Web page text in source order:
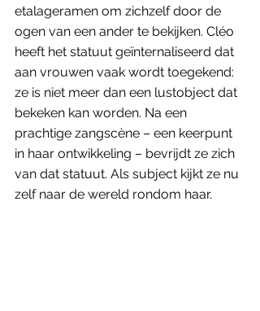
etalageramen om zichzelf door de
ogen van een ander te bekijken. Cléo
heeft het statuut geïnternaliseerd dat
aan vrouwen vaak wordt toegekend:
ze is niet meer dan een lustobject dat
bekeken kan worden. Na een
prachtige zangscène – een keerpunt
in haar ontwikkeling – bevrijdt ze zich
van dat statuut. Als subject kijkt ze nu
zelf naar de wereld rondom haar.